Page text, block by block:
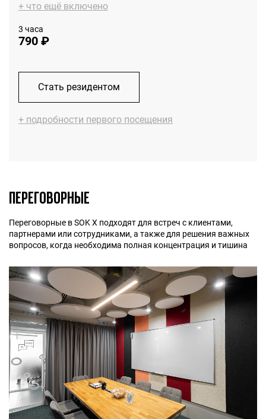
+ что ещё включено
3 часа
790 ₽
Стать резидентом
+ подробности первого посещения
ПЕРЕГОВОРНЫЕ
Переговорные в SOK Х подходят для встреч с клиентами,
партнерами или сотрудниками, а также для решения важных
вопросов, когда необходима полная концентрация и тишина